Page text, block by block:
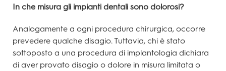
In che misura gli impianti dentali sono dolorosi?
Analogamente a ogni procedura chirurgica, occorre
prevedere qualche disagio. Tuttavia, chi è stato
sottoposto a una procedura di implantologia dichiara
di aver provato disagio o dolore in misura limitata o